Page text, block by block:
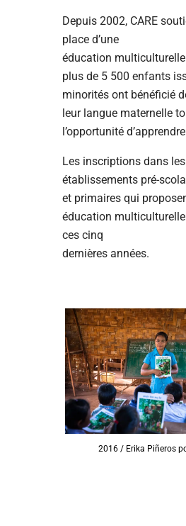
Depuis 2002, CARE
place d’une
éducation
plus de 5 500 enfants
minorités ont bénéficié
leur langue maternelle
l’opportunité
Les inscriptions dans les
établissements pré-
et primaires qui
éducation
ces cinq
dernières années.
2016 / Erika Piñeros